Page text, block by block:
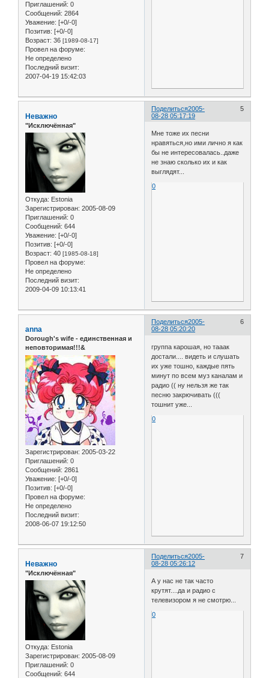
Приглашений: 0
Сообщений: 2864
Уважение: [+0/-0]
Позитив: [+0/-0]
Возраст: 36 [1989-08-17]
Провел на форуме:
Не определено
Последний визит:
2007-04-19 15:42:03
Поделиться 5
2005-
08-28 05:17:19
Неважно
"Исключённая"
Откуда: Estonia
Зарегистрирован: 2005-08-09
Приглашений: 0
Сообщений: 644
Уважение: [+0/-0]
Позитив: [+0/-0]
Возраст: 40 [1985-08-18]
Провел на форуме:
Не определено
Последний визит:
2009-04-09 10:13:41
Мне тоже их песни
нравяться,но ими лично я как
бы не интересовалась..даже
не знаю сколько их и как
выглядят...
0
Поделиться 6
2005-
08-28 05:20:20
anna
Dorough's wife - единственная и
неповторимая!!!&
Зарегистрирован: 2005-03-22
Приглашений: 0
Сообщений: 2861
Уважение: [+0/-0]
Позитив: [+0/-0]
Провел на форуме:
Не определено
Последний визит:
2008-06-07 19:12:50
группа карошая, но тааак
достали.... видеть и слушать
их уже тошно, каждые пять
минут по всем муз каналам и
радио (( ну нельзя же так
песню закрючивать (((
тошнит уже...
0
Поделиться 7
2005-
08-28 05:26:12
Неважно
"Исключённая"
Откуда: Estonia
Зарегистрирован: 2005-08-09
Приглашений: 0
Сообщений: 644
А у нас не так часто
крутят....да и радио с
телевизором я не смотрю...
0